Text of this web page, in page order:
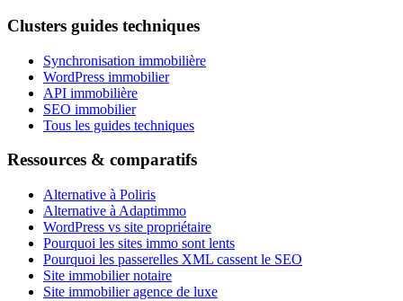
Clusters guides techniques
Synchronisation immobilière
WordPress immobilier
API immobilière
SEO immobilier
Tous les guides techniques
Ressources & comparatifs
Alternative à Poliris
Alternative à Adaptimmo
WordPress vs site propriétaire
Pourquoi les sites immo sont lents
Pourquoi les passerelles XML cassent le SEO
Site immobilier notaire
Site immobilier agence de luxe